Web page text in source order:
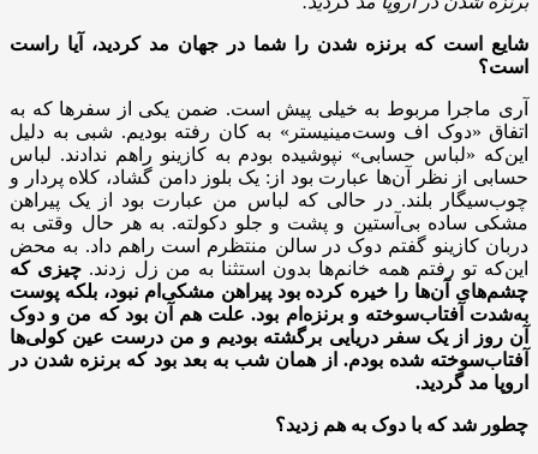
شایع است که برنزه شدن را شما در جهان مد کردید، آیا راست
است؟
آری ماجرا مربوط به خیلی پیش است. ضمن یکی از سفرها که به
اتفاق «دوک اف وست‌مینیستر» به کان رفته بودیم. شبی به دلیل
این‌که «لباس حسابی» نپوشیده بودم به کازینو راهم ندادند. لباس
حسابی از نظر آن‌ها عبارت بود از: یک بلوز دامن گشاد، کلاه پردار و
چوب‌سیگار بلند. در حالی که لباس من عبارت بود از یک پیراهن
مشکی ساده بی‌آستین و پشت و جلو دکولته. به هر حال وقتی به
دربان کازینو گفتم دوک در سالن منتظرم است راهم داد. به محض
این‌که تو رفتم همه خانم‌ها بدون استثنا به من زل زدند. چیزی که
چشم‌های آن‌ها را خیره کرده بود پیراهن مشکی‌ام نبود، بلکه پوست
به‌شدت آفتاب‌سوخته و برنزه‌ام بود. علت هم آن بود که من و دوک
آن روز از یک سفر دریایی برگشته بودیم و من درست عین کولی‌ها
آفتاب‌سوخته شده بودم. از همان شب به بعد بود که برنزه شدن در
اروپا مد گردید.
چطور شد که با دوک به هم زدید؟